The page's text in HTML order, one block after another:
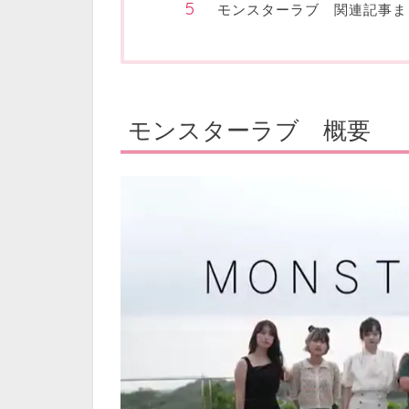
モンスターラブ 関連記事
モンスターラブ 概要